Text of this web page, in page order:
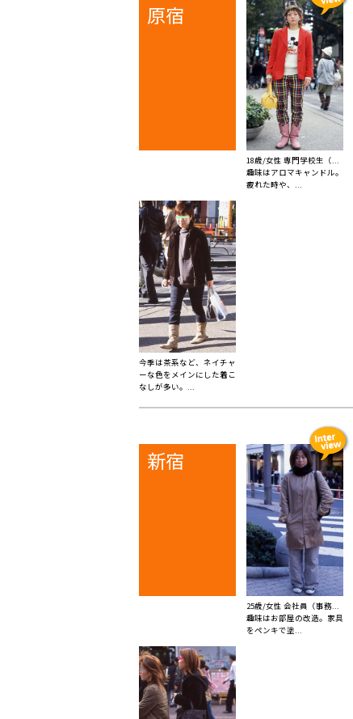
原宿
18歳/女性 専門学校生（...
趣味はアロマキャンドル。
疲れた時や、...
今季は茶系など、ネイチャ
ーな色をメインにした着こ
なしが多い。...
新宿
25歳/女性 会社員（事務...
趣味はお部屋の改造。家具
をペンキで塗...